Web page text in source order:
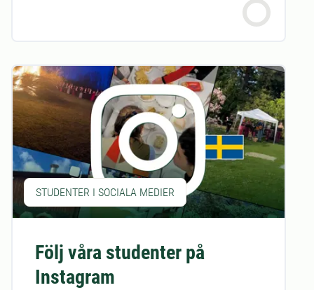
STUDENTER I SOCIALA MEDIER
Följ våra studenter på
Instagram